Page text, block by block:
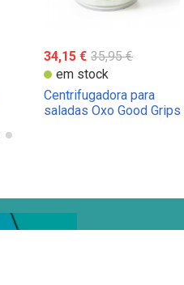
34,15 € 35,95 €
em stock
Centrifugadora para
saladas Oxo Good Grips